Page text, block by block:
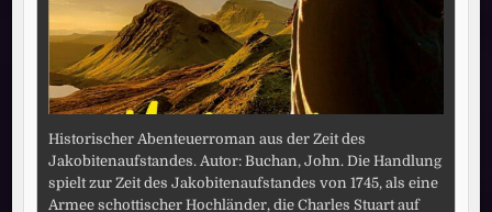
Historischer Abenteuerroman aus der Zeit des
Jakobitenaufstandes. Autor: Buchan, John. Die Handlung
spielt zur Zeit des Jakobitenaufstandes von 1745, als eine
Armee schottischer Hochländer, die Charles Stuart auf